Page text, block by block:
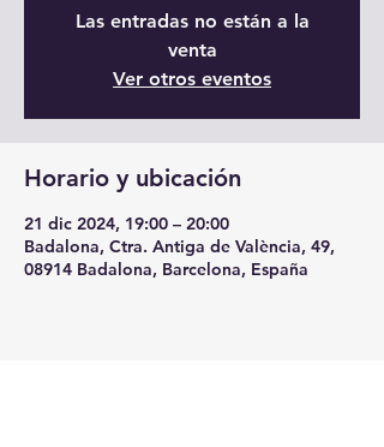
Las entradas no están a la
venta
Ver otros eventos
Horario y ubicación
21 dic 2024, 19:00 – 20:00
Badalona, Ctra. Antiga de València, 49,
08914 Badalona, Barcelona, España